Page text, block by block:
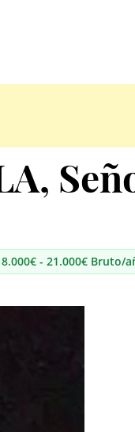
,
- 21.000€ Bruto/